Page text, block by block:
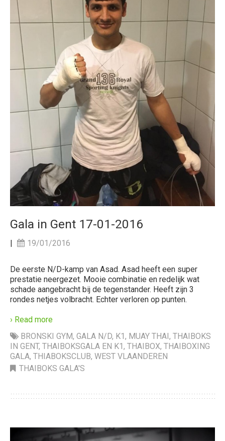
Gala in Gent 17-01-2016
19/01/2016
De eerste N/D-kamp van Asad. Asad heeft een super
prestatie neergezet. Mooie combinatie en redelijk wat
schade aangebracht bij de tegenstander. Heeft zijn 3
rondes netjes volbracht. Echter verloren op punten.
› Read more
BRONSKI GYM, GALA N/D, K1 , MUAY THAI , THAIBOKS
IN GENT, THAIBOKSGALA EN K1 , THAIBOX, THAIBOXING
GALA, THIABOKSCLUB, WEST VLAANDEREN
THAIBOKS GALA'S